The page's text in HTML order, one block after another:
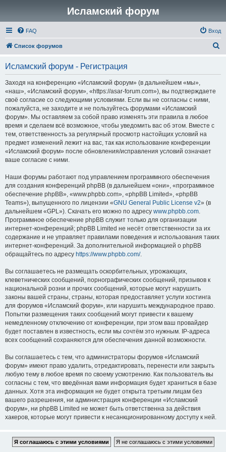
Исламский форум
FAQ Вход
Список форумов
Исламский форум - Регистрация
Заходя на конференцию «Исламский форум» (в дальнейшем «мы»,
«наш», «Исламский форум», «https://asar-forum.com»), вы подтверждаете
своё согласие со следующими условиями. Если вы не согласны с ними,
пожалуйста, не заходите и не пользуйтесь форумами «Исламский
форум». Мы оставляем за собой право изменять эти правила в любое
время и сделаем всё возможное, чтобы уведомить вас об этом. Вместе с
тем, ответственность за регулярный просмотр настойщих условий на
предмет изменений лежит на вас, так как использование конференции
«Исламский форум» после обновления/исправления условий означает
ваше согласие с ними.
Наши форумы работают под управлением программного обеспечения
для создания конференций phpBB (в дальнейшем «они», «программное
обеспечение phpBB», «www.phpbb.com», «phpBB Limited», «phpBB
Teams»), выпущенного по лицензии «GNU General Public License v2» (в
дальнейшем «GPL»). Скачать его можно по адресу www.phpbb.com.
Программное обеспечение phpBB служит только для организации
интернет-конференций; phpBB Limited не несёт ответственности за их
содержание и не управляет правилами поведения и использования таких
интернет-конференций. За дополнительной информацией о phpBB
обращайтесь по адресу https://www.phpbb.com/.
Вы соглашаетесь не размещать оскорбительных, угрожающих,
клеветнических сообщений, порнографических сообщений, призывов к
национальной розни и прочих сообщений, которые могут нарушить
законы вашей страны, страны, которая предоставляет услуги хостинга
для форумов «Исламский форум», или нарушить международное право.
Попытки размещения таких сообщений могут привести к вашему
немедленному отключению от конференции, при этом ваш провайдер
будет поставлен в известность, если мы сочтём это нужным. IP-адреса
всех сообщений сохраняются для обеспечения данной возможности.
Вы соглашаетесь с тем, что администраторы форумов «Исламский
форум» имеют право удалить, отредактировать, перенести или закрыть
любую тему в любое время по своему усмотрению. Как пользователь вы
согласны с тем, что введённая вами информация будет храниться в базе
данных. Хотя эта информация не будет открыта третьим лицам без
вашего разрешения, ни администрация конференции «Исламский
форум», ни phpBB Limited не может быть ответственна за действия
хакеров, которые могут привести к несанкционированному доступу к ней.